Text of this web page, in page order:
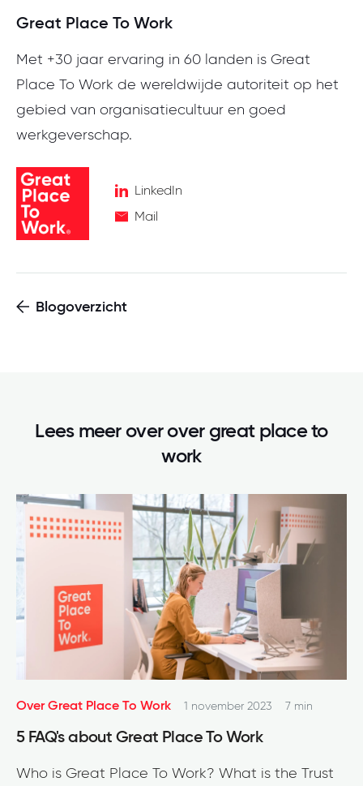
LinkedIn
Mail
Great Place To Work
Met +30 jaar ervaring in 60 landen is Great
Place To Work de wereldwijde autoriteit op het
gebied van organisatiecultuur en goed
werkgeverschap.
Blogoverzicht
Lees meer overover great place to
work
Over Great Place To Work 1 november 2023 7 min
5 FAQ's about Great Place To Work
Who is Great Place To Work? What is the Trust